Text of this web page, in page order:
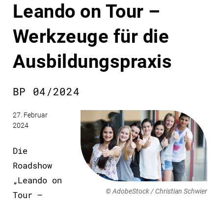
Leando on Tour –
Werkzeuge für die
Ausbildungspraxis
BP 04/2024
27. Februar
2024
Die
Roadshow
„Leando on
Tour –
© AdobeStock / Christian Schwier